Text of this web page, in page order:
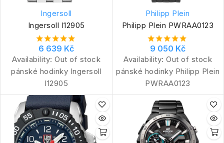
Ingersoll
Ingersoll I12905
6 639 Kč
Availability: Out of stock
pánské hodinky Ingersoll
I12905
Philipp Plein
Philipp Plein PWRAA0123
9 050 Kč
Availability: Out of stock
pánské hodinky Philipp Plein
PWRAA0123